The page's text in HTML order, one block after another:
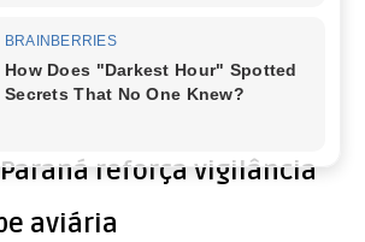
Sem casos detectados em granjas
vigilância contra a gripe aviária
em granjas
reforça vigilância
aviária